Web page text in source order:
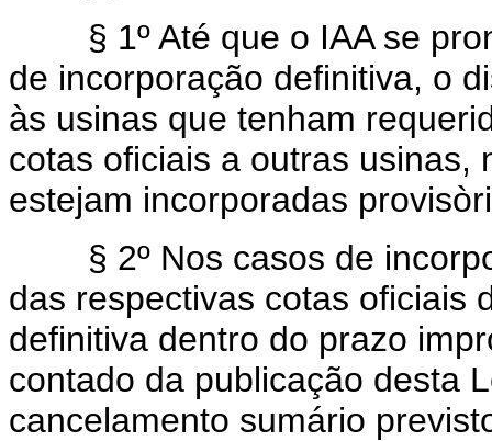
§ 1º Até que o IAA se
de incorporação definitiva, o
às usinas que tenham
cotas oficiais a outras usinas,
estejam incorporadas
§ 2º Nos casos de
das respectivas cotas oficiais
definitiva dentro do prazo
contado da publicação desta
cancelamento sumário